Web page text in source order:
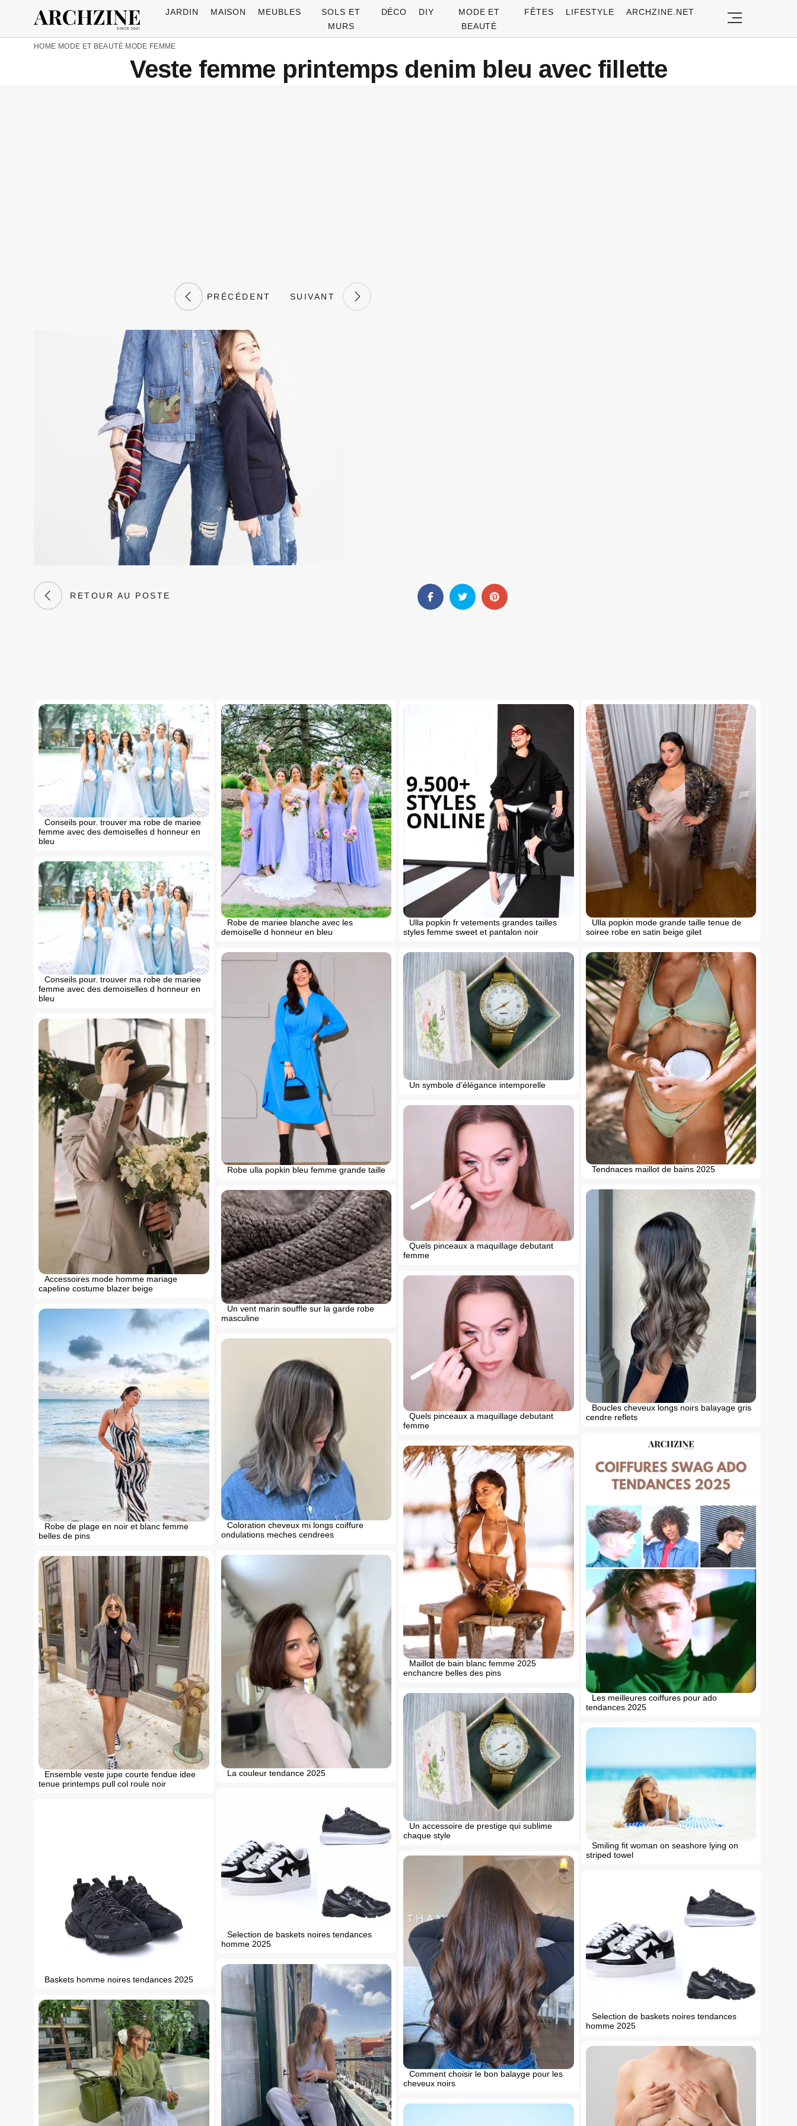
JARDIN MAISON MEUBLES
SOLS ET
MURS
DÉCO DIY
MODE ET
BEAUTÉ
FÊTES LIFESTYLE ARCHZINE.NET
HOME MODE ET BEAUTÉ MODE FEMME
Veste femme printemps denim bleu avec fillette
PRÉCÉDENT SUIVANT
RETOUR AU POSTE
Conseils pour. trouver ma robe de mariee
femme avec des demoiselles d honneur en
bleu
Robe de mariee blanche avec les
demoiselle d honneur en bleu
Ulla popkin fr vetements grandes tailles
styles femme sweet et pantalon noir
Ulla popkin mode grande taille tenue de
soiree robe en satin beige gilet
Conseils pour. trouver ma robe de mariee
femme avec des demoiselles d honneur en
bleu
Robe ulla popkin bleu femme grande taille
Un symbole d’élégance intemporelle
Tendnaces maillot de bains 2025
Accessoires mode homme mariage
capeline costume blazer beige
Quels pinceaux a maquillage debutant
femme
Boucles cheveux longs noirs balayage gris
cendre reflets
Un vent marin souffle sur la garde robe
masculine
Quels pinceaux a maquillage debutant
femme
Robe de plage en noir et blanc femme
belles de pins
Coloration cheveux mi longs coiffure
ondulations meches cendrees
Les meilleures coiffures pour ado
tendances 2025
Maillot de bain blanc femme 2025
enchancre belles des pins
La couleur tendance 2025
Ensemble veste jupe courte fendue idee
tenue printemps pull col roule noir
Un accessoire de prestige qui sublime
chaque style
Smiling fit woman on seashore lying on
striped towel
Selection de baskets noires tendances
homme 2025
Baskets homme noires tendances 2025
Comment choisir le bon balayge pour les
cheveux noirs
Selection de baskets noires tendances
homme 2025